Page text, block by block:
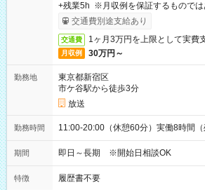
+残業5h ※月収例を保証するもので
取りサービス利用可（利用条件有）
交通費別途支給あり
交通費 1ヶ月3万円を上限として実費
月収例 30万円～
勤務地
東京都新宿区
市ケ谷駅から徒歩3分
放送
勤務時間 11:00-20:00（休憩60分）実働8時間（
期間 即日～長期 ※開始日相談OK
特徴 履歴書不要